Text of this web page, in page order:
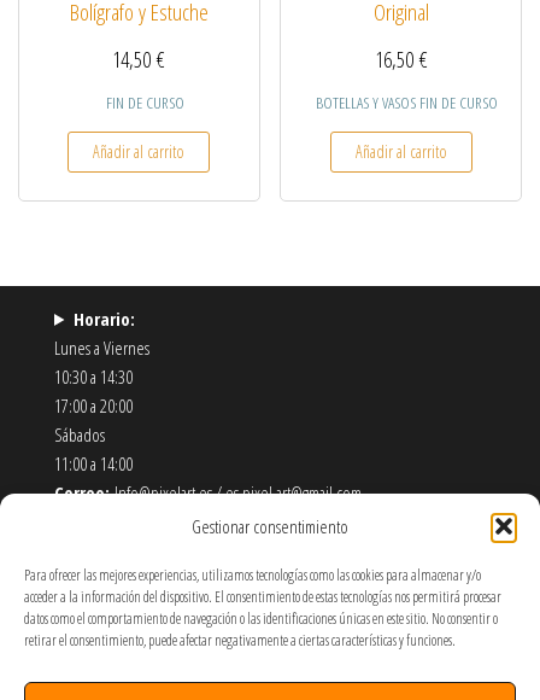
Gestionar consentimiento
Para ofrecer las mejores experiencias, utilizamos tecnologías como las cookies para almacenar y/o
acceder a la información del dispositivo. El consentimiento de estas tecnologías nos permitirá procesar
datos como el comportamiento de navegación o las identificaciones únicas en este sitio. No consentir o
retirar el consentimiento, puede afectar negativamente a ciertas características y funciones.
Bolígrafo y Estuche
14,50€
FIN DE CURSO
Añadir al carrito
Original
16,50€
BOTELLAS Y VASOS FIN DE CURSO
Añadir al carrito
Horario:
Lunes a Viernes
10:30 a 14:30
17:00 a 20:00
Sábados
11:00 a 14:00
Correo:Info@pixelart.es / es.pixel.art@gmail.com
910 56 55 72
Móstoles-Madrid
Política de Envíos y Devoluciones